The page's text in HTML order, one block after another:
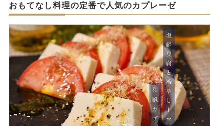
おもてなし料理の定番で人気のカプレーゼ